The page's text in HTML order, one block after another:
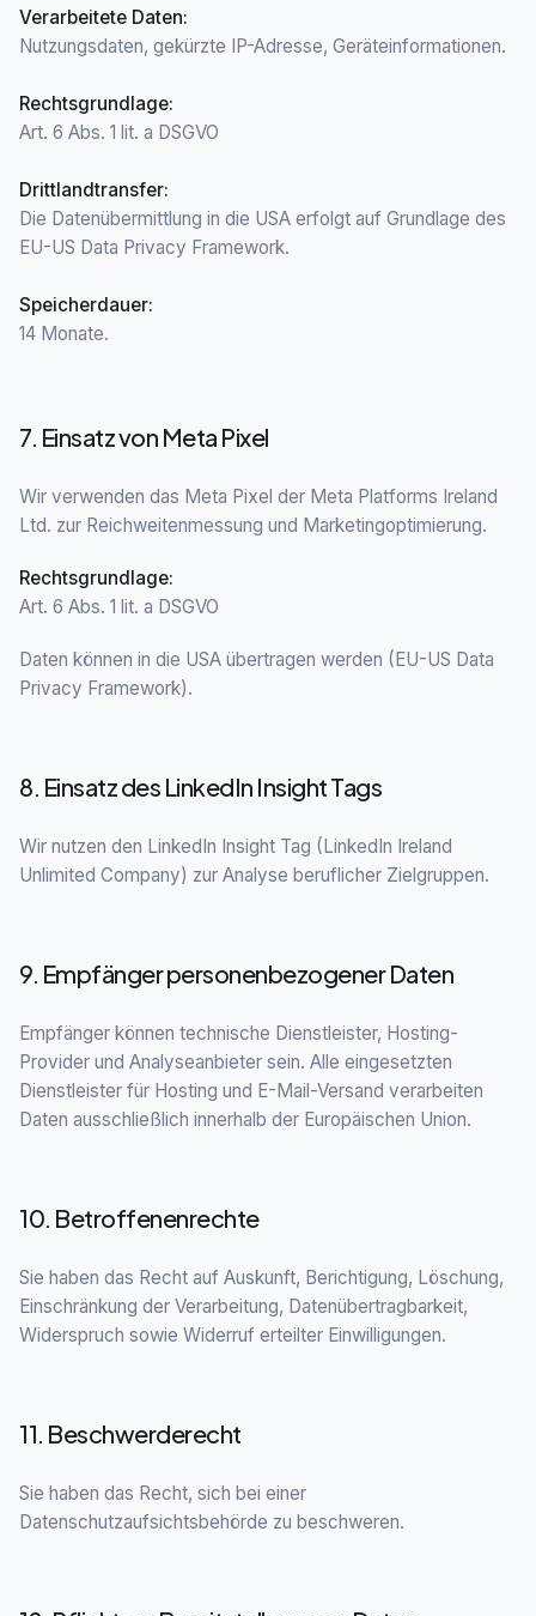
Verarbeitete Daten:
Nutzungsdaten, gekürzte IP-Adresse, Geräteinformationen.
Rechtsgrundlage:
Art. 6 Abs. 1 lit. a DSGVO
Drittlandtransfer:
Die Datenübermittlung in die USA erfolgt auf Grundlage des
EU-US Data Privacy Framework.
Speicherdauer:
14 Monate.
7. Einsatz von Meta Pixel
Wir verwenden das Meta Pixel der Meta Platforms Ireland
Ltd. zur Reichweitenmessung und Marketingoptimierung.
Rechtsgrundlage:
Art. 6 Abs. 1 lit. a DSGVO
Daten können in die USA übertragen werden (EU-US Data
Privacy Framework).
8. Einsatz des LinkedIn Insight Tags
Wir nutzen den LinkedIn Insight Tag (LinkedIn Ireland
Unlimited Company) zur Analyse beruflicher Zielgruppen.
9. Empfänger personenbezogener Daten
Empfänger können technische Dienstleister, Hosting-
Provider und Analyseanbieter sein. Alle eingesetzten
Dienstleister für Hosting und E-Mail-Versand verarbeiten
Daten ausschließlich innerhalb der Europäischen Union.
10. Betroffenenrechte
Sie haben das Recht auf Auskunft, Berichtigung, Löschung,
Einschränkung der Verarbeitung, Datenübertragbarkeit,
Widerspruch sowie Widerruf erteilter Einwilligungen.
11. Beschwerderecht
Sie haben das Recht, sich bei einer
Datenschutzaufsichtsbehörde zu beschweren.